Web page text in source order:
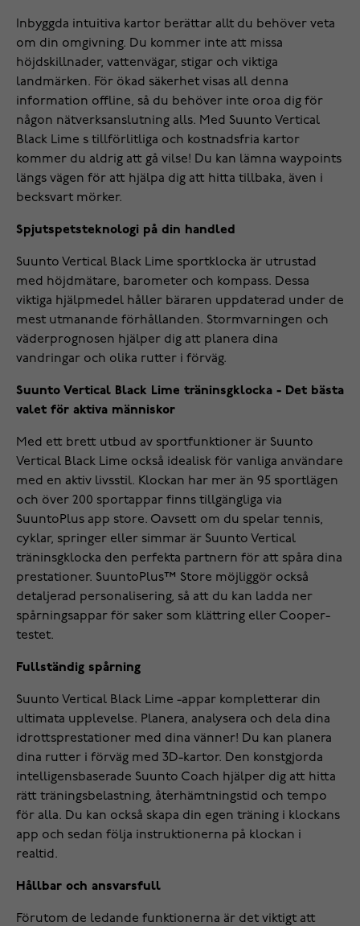
Inbyggda intuitiva kartor berättar allt du behöver veta
om din omgivning. Du kommer inte att missa
höjdskillnader, vattenvägar, stigar och viktiga
landmärken. För ökad säkerhet visas all denna
information offline, så du behöver inte oroa dig för
någon nätverksanslutning alls. Med Suunto Vertical
Black Lime s tillförlitliga och kostnadsfria kartor
kommer du aldrig att gå vilse! Du kan lämna waypoints
längs vägen för att hjälpa dig att hitta tillbaka, även i
becksvart mörker.
Spjutspetsteknologi på din handled
Suunto Vertical Black Lime sportklocka är utrustad
med höjdmätare, barometer och kompass. Dessa
viktiga hjälpmedel håller bäraren uppdaterad under de
mest utmanande förhållanden. Stormvarningen och
väderprognosen hjälper dig att planera dina
vandringar och olika rutter i förväg.
Suunto Vertical Black Lime träninsgklocka - Det bästa
valet för aktiva människor
Med ett brett utbud av sportfunktioner är Suunto
Vertical Black Lime också idealisk för vanliga användare
med en aktiv livsstil. Klockan har mer än 95 sportlägen
och över 200 sportappar finns tillgängliga via
SuuntoPlus app store. Oavsett om du spelar tennis,
cyklar, springer eller simmar är Suunto Vertical
träninsgklocka den perfekta partnern för att spåra dina
prestationer. SuuntoPlus™ Store möjliggör också
detaljerad personalisering, så att du kan ladda ner
spårningsappar för saker som klättring eller Cooper-
testet.
Fullständig spårning
Suunto Vertical Black Lime -appar kompletterar din
ultimata upplevelse. Planera, analysera och dela dina
idrottsprestationer med dina vänner! Du kan planera
dina rutter i förväg med 3D-kartor. Den konstgjorda
intelligensbaserade Suunto Coach hjälper dig att hitta
rätt träningsbelastning, återhämtningstid och tempo
för alla. Du kan också skapa din egen träning i klockans
app och sedan följa instruktionerna på klockan i
realtid.
Hållbar och ansvarsfull
Förutom de ledande funktionerna är det viktigt att